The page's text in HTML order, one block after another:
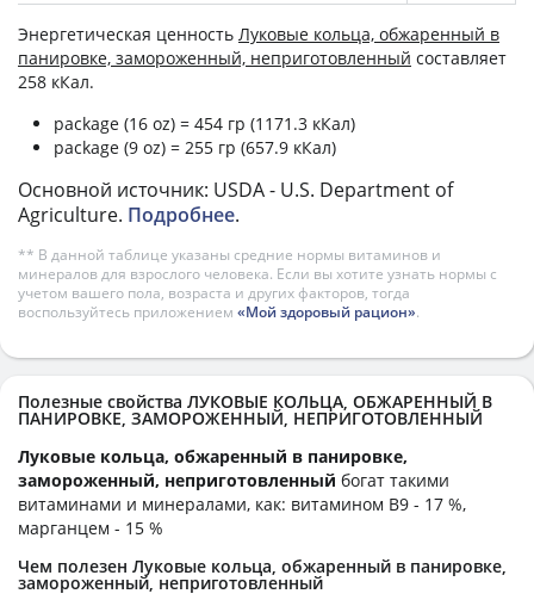
Энергетическая ценность Луковые кольца, обжаренный в
панировке, замороженный, неприготовленный составляет
258 кКал.
package (16 oz) = 454 гр (1171.3 кКал)
package (9 oz) = 255 гр (657.9 кКал)
Основной источник: USDA - U.S. Department of
Agriculture. Подробнее.
** В данной таблице указаны средние нормы витаминов и
минералов для взрослого человека. Если вы хотите узнать нормы с
учетом вашего пола, возраста и других факторов, тогда
воспользуйтесь приложением «Мой здоровый рацион».
Полезные свойства ЛУКОВЫЕ КОЛЬЦА, ОБЖАРЕННЫЙ В
ПАНИРОВКЕ, ЗАМОРОЖЕННЫЙ, НЕПРИГОТОВЛЕННЫЙ
Луковые кольца, обжаренный в панировке,
замороженный, неприготовленный богат такими
витаминами и минералами, как: витамином B9 - 17 %,
марганцем - 15 %
Чем полезен Луковые кольца, обжаренный в панировке,
замороженный, неприготовленный